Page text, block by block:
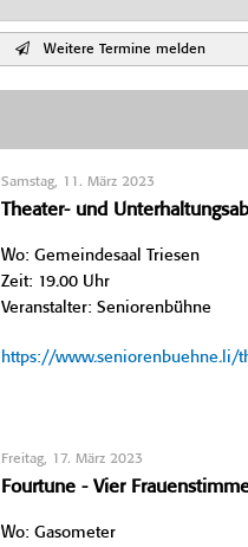
Weitere Termine melden
Samstag, 11. März 2023
Theater- und
Wo: Gemeindesaal Triesen
Zeit: 19.00 Uhr
Veranstalter: Seniorenbühne
https://www.seniorenbuehne.li/
Freitag, 17. März 2023
Fourtune - Vier
Wo: Gasometer